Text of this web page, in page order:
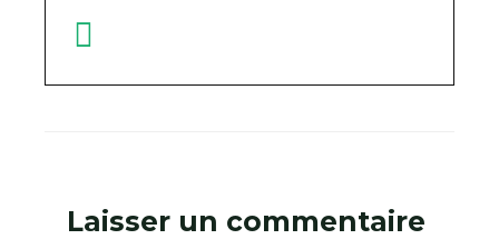
Laisser un commentaire